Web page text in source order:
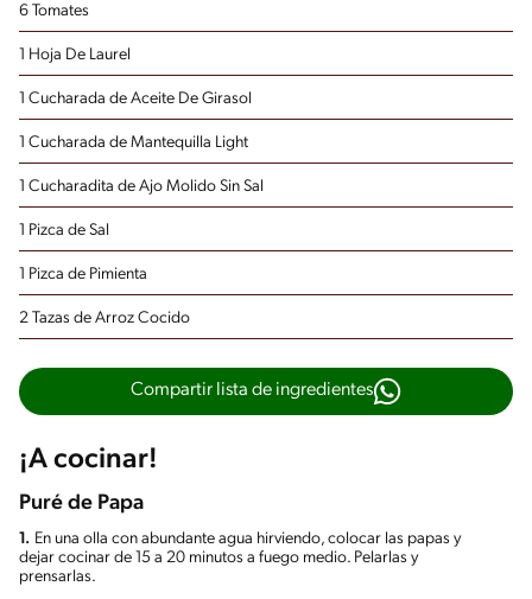
6 Tomates
1 Hoja De Laurel
1 Cucharada de Aceite De Girasol
1 Cucharada de Mantequilla Light
1 Cucharadita de Ajo Molido Sin Sal
1 Pizca de Sal
1 Pizca de Pimienta
2 Tazas de Arroz Cocido
Compartir lista de ingredientes
¡A cocinar!
Puré de Papa
1. En una olla con abundante agua hirviendo, colocar las papas y
dejar cocinar de 15 a 20 minutos a fuego medio. Pelarlas y
prensarlas.